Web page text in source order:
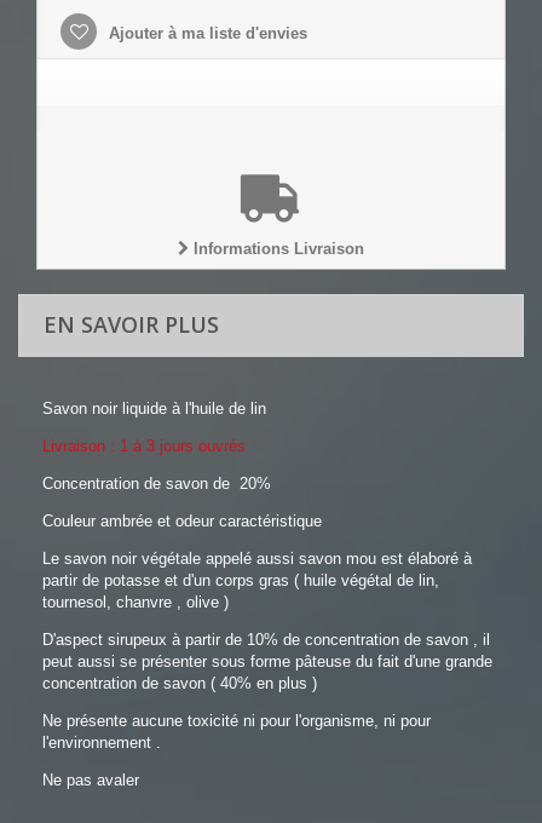
Ajouter à ma liste d'envies
Informations Livraison
EN SAVOIR PLUS
Savon noir liquide à l'huile de lin
Livraison : 1 à 3 jours ouvrés
Concentration de savon de 20%
Couleur ambrée et odeur caractéristique
Le savon noir végétale appelé aussi savon mou est élaboré à
partir de potasse et d'un corps gras ( huile végétal de lin,
tournesol, chanvre , olive )
D'aspect sirupeux à partir de 10% de concentration de savon , il
peut aussi se présenter sous forme pâteuse du fait d'une grande
concentration de savon ( 40% en plus )
Ne présente aucune toxicité ni pour l'organisme, ni pour
l'environnement .
Ne pas avaler